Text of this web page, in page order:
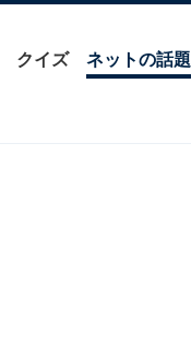
クイズ ネットの話題